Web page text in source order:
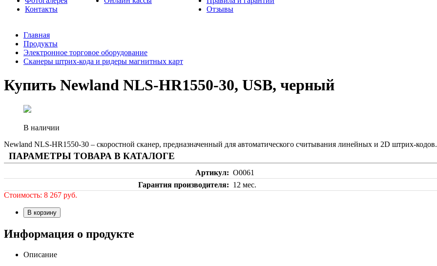
Контакты
Отзывы
Главная
Продукты
Электронное торговое оборудование
Сканеры штрих-кода и ридеры магнитных карт
Купить Newland NLS-HR1550-30, USB, черный
В наличии
Newland NLS-HR1550-30 – скоростной сканер, предназначенный для автоматического считывания линейных и 2D штрих-кодов.
ПАРАМЕТРЫ ТОВАРА В КАТАЛОГЕ
Артикул
О0061
Гарантия производителя
12 мес.
Стоимость: 8 267 руб.
В корзину
Информация о продукте
Описание